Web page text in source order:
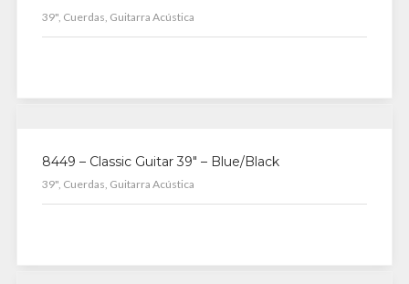
39", Cuerdas, Guitarra Acústica
8449 – Classic Guitar 39″ – Blue/Black
39", Cuerdas, Guitarra Acústica